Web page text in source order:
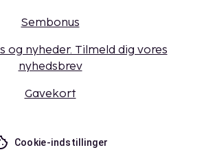
Sembonus
og nyheder. Tilmeld dig vores
nyhedsbrev
Gavekort
Cookie-indstillinger